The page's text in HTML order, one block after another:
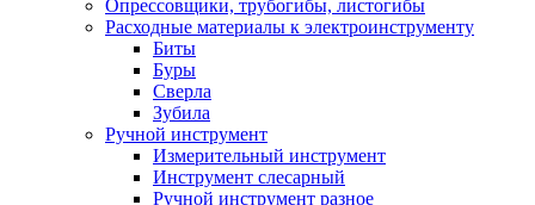
Опрессовщики, трубогибы, листогибы
Расходные материалы к электроинструменту
Биты
Буры
Сверла
Зубила
Ручной инструмент
Измерительный инструмент
Инструмент слесарный
Ручной инструмент разное